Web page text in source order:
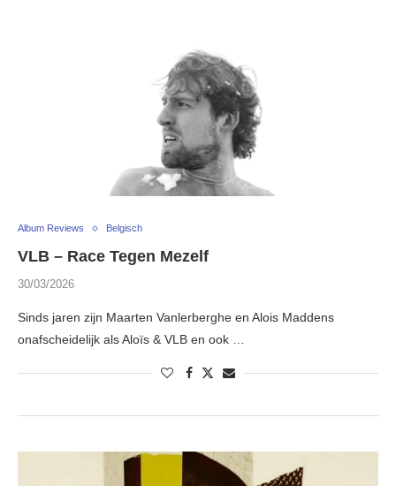
Album Reviews Belgisch
VLB – Race Tegen Mezelf
30/03/2026
Sinds jaren zijn Maarten Vanlerberghe en Alois Maddens
onafscheidelijk als Aloïs & VLB en ook …